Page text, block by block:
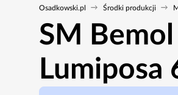
Osadkowski.pl Środki produkcji
SM
Lumiposa